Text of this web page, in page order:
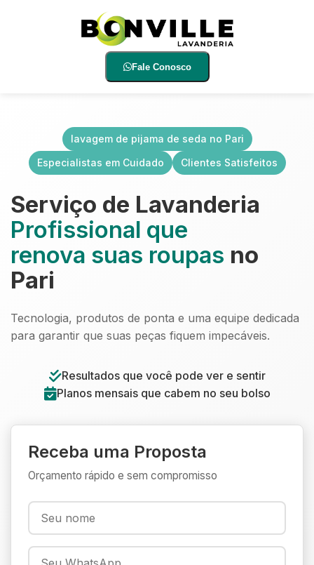
Fale Conosco
lavagem de pijama de seda no Pari
Especialistas em Cuidado
Clientes Satisfeitos
Serviço de Lavanderia
Profissional que
renova suas roupas no
Pari
Tecnologia, produtos de ponta e uma equipe dedicada
para garantir que suas peças fiquem impecáveis.
Resultados que você pode ver e sentir
Planos mensais que cabem no seu bolso
Receba uma Proposta
Orçamento rápido e sem compromisso